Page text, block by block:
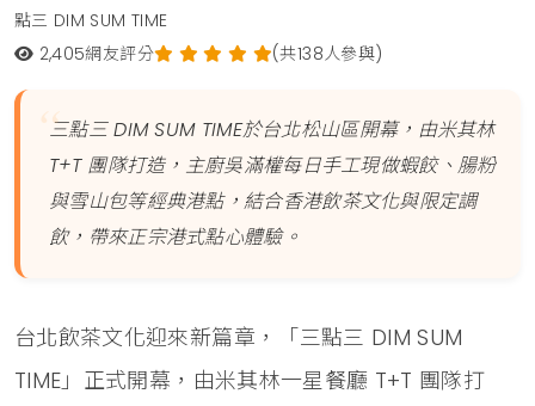
點三 DIM SUM TIME
2,405網友評分 (共138人參與)
三點三 DIM SUM TIME於台北松山區開幕，由米其林
T+T 團隊打造，主廚吳滿權每日手工現做蝦餃、腸粉
與雪山包等經典港點，結合香港飲茶文化與限定調
飲，帶來正宗港式點心體驗。
台北飲茶文化迎來新篇章，「三點三 DIM SUM
TIME」正式開幕，由米其林一星餐廳 T+T 團隊打